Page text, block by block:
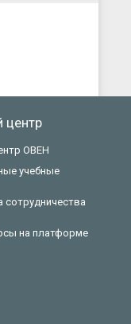
центр
ОВЕН
учебные
сотрудничества
на платформе